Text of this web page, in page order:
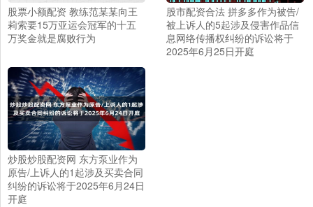
股票小额配资 教练范某某向王
莉索要15万亚运会冠军的十五
万奖金就是腐败行为
股市配资合法 拼多多作为被告/
被上诉人的5起涉及侵害作品信
息网络传播权纠纷的诉讼将于
2025年6月25日开庭
炒股炒股配资网 东方泵业作为
原告/上诉人的1起涉及买卖合同
纠纷的诉讼将于2025年6月24日
开庭